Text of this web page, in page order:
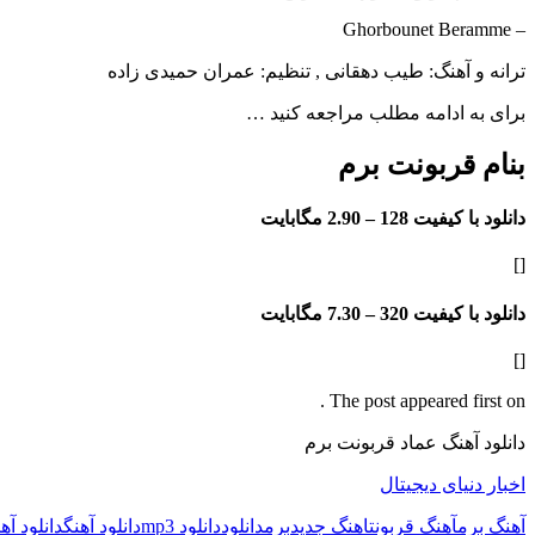
– Ghorbounet Beramme
ترانه و آهنگ: طیب دهقانی , تنظیم: عمران حمیدی زاده
برای به ادامه مطلب مراجعه کنید …
بنام قربونت برم
دانلود با کیفیت 128 – 2.90 مگابایت
[]
دانلود با کیفیت 320 – 7.30 مگابایت
[]
The post appeared first on .
دانلود آهنگ عماد قربونت برم
اخبار دنیای دیجیتال
آهنگ برمآهنگ قربونتاهنگ جدیدبرمدانلوددانلود mp3 دانلود آهنگدانلود